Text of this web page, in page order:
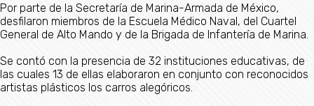
Por parte de la Secretaría de Marina-Armada de México,
desfilaron miembros de la Escuela Médico Naval, del Cuartel
General de Alto Mando y de la Brigada de Infantería de Marina.
Se contó con la presencia de 32 instituciones educativas, de
las cuales 13 de ellas elaboraron en conjunto con reconocidos
artistas plásticos los carros alegóricos.